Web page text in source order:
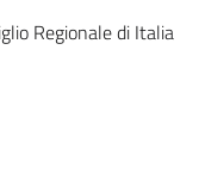
Regionale di Italia